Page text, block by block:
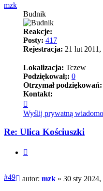
mzk
Budnik
Reakcje:
Posty: 417
Rejestracja: 21 lut
Lokalizacja: Tczew
Podziękował;: 0
Otrzymał podziękowań:
Kontakt:
się
z
mzk
Wyślij prywatną
Re: Ulica Kościuszki
#49 Post
autor: mzk » 30 sty 2024,